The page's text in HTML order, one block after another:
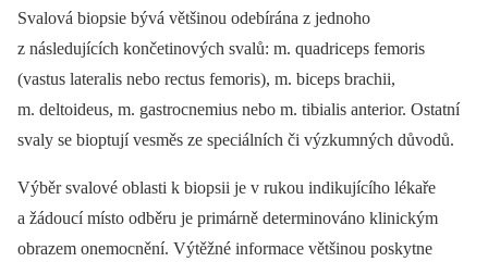
Svalová biopsie bývá většinou odebírána z jednoho
z následujících končetinových svalů: m. quadriceps femoris
(vastus lateralis nebo rectus femoris), m. biceps brachii,
m. deltoideus, m. gastrocnemius nebo m. tibialis anterior. Ostatní
svaly se bio­ptují vesměs ze speciálních či výzkumných důvodů.
Výběr svalové oblasti k biopsii je v rukou indikujícího lékaře
a žádoucí místo odběru je primárně determinováno klinickým
obrazem onemocnění. Výtěžné informace většinou poskytne